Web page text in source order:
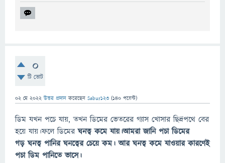
0
টি ভোট
02 মে 2022 উত্তর প্রদান করেছেন Sabur123 (140 পয়েন্ট)
ডিম যখন পচে যায়, তখন ডিমের ভেতরের গ্যাস খোসার ছিদ্রপথে বের
হয়ে যায়।ফলে ডিমেরঘনত্ব কমে যায়।আমরা জানি পচা ডিমের
গড় ঘনত্ব পানির ঘনত্বের চেয়ে কম। আর ঘনত্ব কমে যাওয়ার কারণেই
পচা ডিম পানিতে ভাসে।